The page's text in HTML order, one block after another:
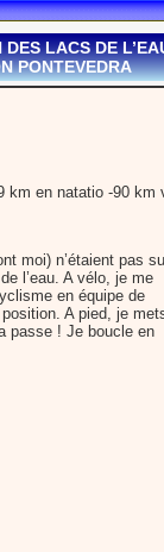
LACS DE
PONTEVEDRA
en natatio -90 km
moi) n’étaient pas
l’eau. A vélo, je me
en équipe de
A pied, je
passe ! Je boucle en